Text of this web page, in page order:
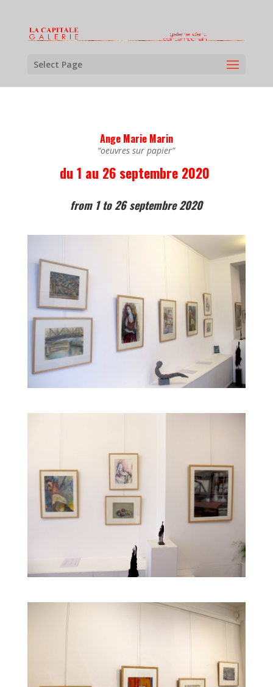
Select Page
Ange Marie Marin
“oeuvres sur papier”
du 1 au 26 septembre 2020
from 1 to 26 septembre 2020